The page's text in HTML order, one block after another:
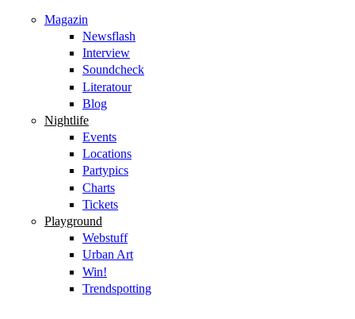
Magazin
Newsflash
Interview
Soundcheck
Literatour
Blog
Nightlife
Events
Locations
Partypics
Charts
Tickets
Playground
Webstuff
Urban Art
Win!
Trendspotting